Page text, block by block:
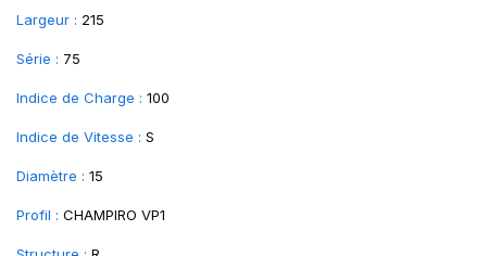
Largeur : 215
Série : 75
Indice de Charge : 100
Indice de Vitesse : S
Diamètre : 15
Profil : CHAMPIRO VP1